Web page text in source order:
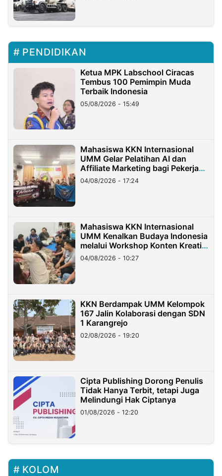
PENDIDIKAN
Ketua MPK Labschool Ciracas
Tembus 100 Pemimpin Muda
Terbaik Indonesia
05/08/2026 - 15:49
Mahasiswa KKN Internasional
UMM Gelar Pelatihan AI dan
Affiliate Marketing bagi Pekerja
Migran Indonesia di Taiwan
04/08/2026 - 17:24
Mahasiswa KKN Internasional
UMM Kenalkan Budaya Indonesia
melalui Workshop Konten Kreatif
di Taiwan
04/08/2026 - 10:27
KKN Berdampak UMM Kelompok
167 Jalin Kolaborasi dengan SDN
1 Karangrejo
02/08/2026 - 19:20
Cipta Publishing Dorong Penulis
Tidak Hanya Terbit, tetapi Juga
Melindungi Hak Ciptanya
01/08/2026 - 12:20
KOLOM